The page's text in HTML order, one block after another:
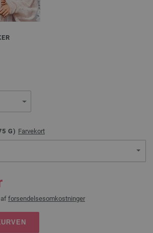
G) Farvekort
forsendelsesomkostninger